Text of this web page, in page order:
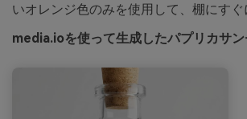
いオレンジ色のみを使用して、棚にすぐ
media.ioを使って生成したパプリカサン